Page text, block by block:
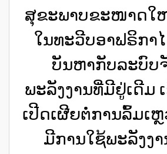
ສຸຂະພາບຂະໜາດໃ
ໃນທະວີບອາຟຣິກາ
ບັນຫາກັບລະບົບ
ພະລັງງານທີ່ມີຢູ່ເດີມ
ເປີດເຜີຍຕໍ່ການລົ້ມເຫຼ
ມີການໃຊ້ພະລັງງ